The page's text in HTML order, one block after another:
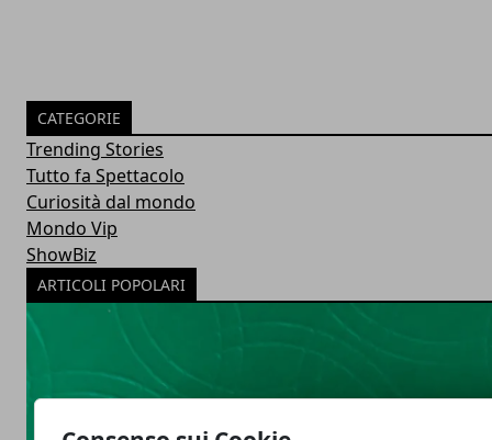
CATEGORIE
Trending Stories
Tutto fa Spettacolo
Curiosità dal mondo
Mondo Vip
ShowBiz
ARTICOLI POPOLARI